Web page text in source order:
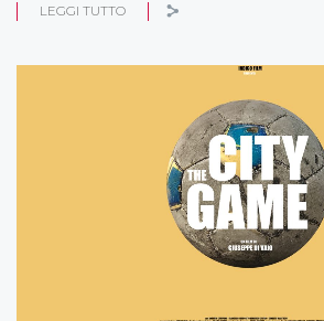
LEGGI TUTTO